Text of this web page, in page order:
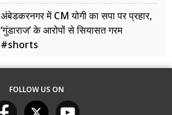
अंबेडकरनगर में CM योगी का सपा पर प्रहार,
‘गुंडाराज’ के आरोपों से सियासत गरम
#shorts
FOLLOW US ON